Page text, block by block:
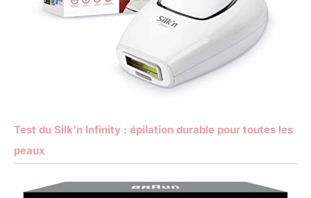
Test du Silk’n Infinity : épilation durable pour toutes les
peaux